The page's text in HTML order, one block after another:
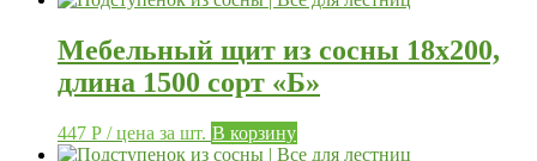
Мебельный щит из сосны 18х200,
длина 1500 сорт «Б»
447 Р / цена за шт. В корзину